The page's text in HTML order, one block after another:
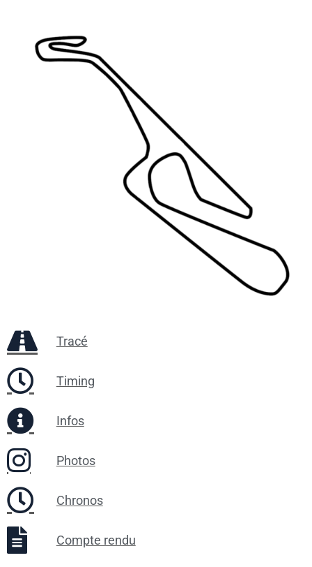
Tracé
Timing
Infos
Photos
Chronos
Compte rendu